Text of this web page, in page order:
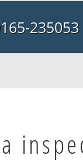
235053